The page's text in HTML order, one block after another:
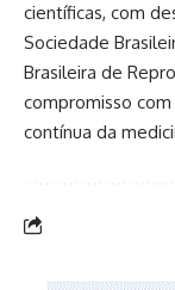
científicas, com
Sociedade
Brasileira de
compromisso
contínua da